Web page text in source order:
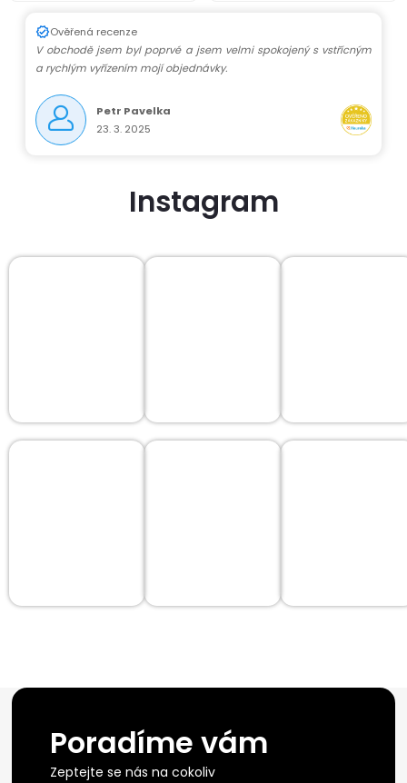
u
Ověřená recenze
V obchodě jsem byl poprvé a jsem velmi spokojený s vstřícným
a rychlým vyřízením mojí objednávky.
Petr Pavelka
23. 3. 2025
Instagram
Poradíme vám
Zeptejte se nás na cokoliv